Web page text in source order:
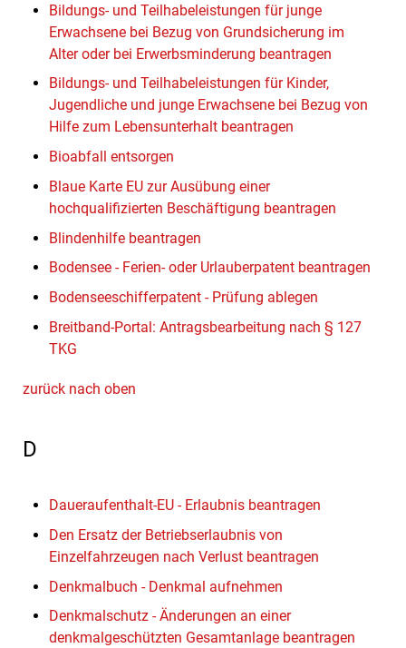
Bildungs- und Teilhabeleistungen für junge
Erwachsene bei Bezug von Grundsicherung im
Alter oder bei Erwerbsminderung beantragen
Bildungs- und Teilhabeleistungen für Kinder,
Jugendliche und junge Erwachsene bei Bezug von
Hilfe zum Lebensunterhalt beantragen
Bioabfall entsorgen
Blaue Karte EU zur Ausübung einer
hochqualifizierten Beschäftigung beantragen
Blindenhilfe beantragen
Bodensee - Ferien- oder Urlauberpatent beantragen
Bodenseeschifferpatent - Prüfung ablegen
Breitband-Portal: Antragsbearbeitung nach § 127
TKG
zurück nach oben
D
Daueraufenthalt-EU - Erlaubnis beantragen
Den Ersatz der Betriebserlaubnis von
Einzelfahrzeugen nach Verlust beantragen
Denkmalbuch - Denkmal aufnehmen
Denkmalschutz - Änderungen an einer
denkmalgeschützten Gesamtanlage beantragen